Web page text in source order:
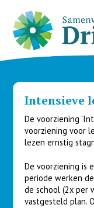
Intensieve
De voorziening
voorziening voor
lezen ernstig
De voorziening is
periode werken
de school (2x per
vastgesteld plan.